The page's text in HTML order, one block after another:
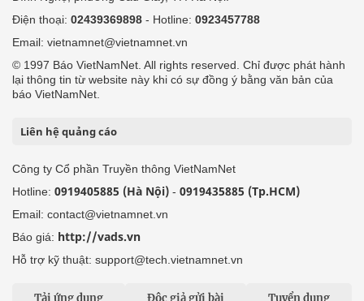
Điện thoại: 02439369898 - Hotline: 0923457788
Email: vietnamnet@vietnamnet.vn
© 1997 Báo VietNamNet. All rights reserved. Chỉ được phát hành
lại thông tin từ website này khi có sự đồng ý bằng văn bản của
báo VietNamNet.
Liên hệ quảng cáo
Công ty Cổ phần Truyền thông VietNamNet
Hotline: 0919405885 (Hà Nội) - 0919435885 (Tp.HCM)
Email: contact@vietnamnet.vn
Báo giá: http://vads.vn
Hỗ trợ kỹ thuật: support@tech.vietnamnet.vn